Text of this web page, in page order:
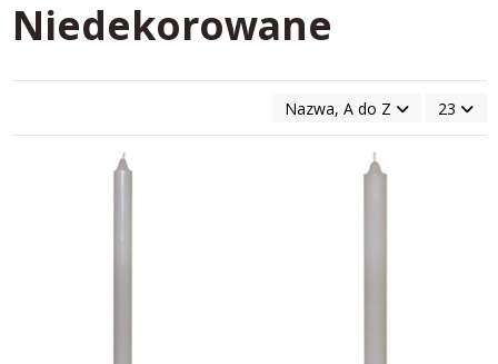
Niedekorowane
Nazwa, A do Z 23